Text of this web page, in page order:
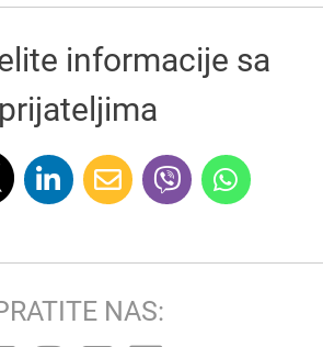
informacije sa
prijateljima
NAS: